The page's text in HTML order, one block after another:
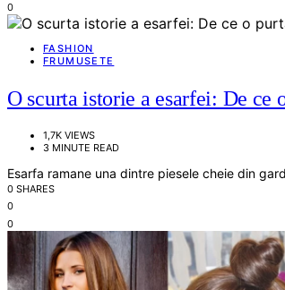
0
FASHION
FRUMUSETE
O scurta istorie a esarfei: De ce
1,7K VIEWS
3 MINUTE READ
Esarfa ramane una dintre piesele cheie din
0 SHARES
0
0